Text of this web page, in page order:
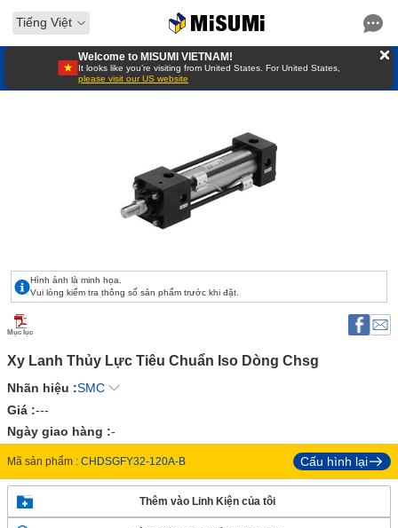
Tiếng Việt
Welcome to MISUMI VIETNAM!
It looks like you’re visiting from United States. For United States,
please visit our US website
Hình ảnh là minh họa.
Vui lòng kiểm tra thông số sản phẩm trước khi đặt.
Mục lục
Xy Lanh Thủy Lực Tiêu Chuẩn Iso Dòng Chsg
Nhãn hiệu :SMC
Giá :---
Ngày giao hàng :-
Mã sản phẩm : CHDSGFY32-120A-B Cấu hình lại
Thêm vào Linh Kiện của tôi